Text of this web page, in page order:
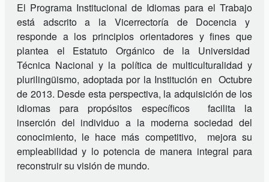
El Programa Institucional de Idiomas para el Trabajo
está adscrito a la Vicerrectoría de Docencia y
responde a los principios orientadores y fines que
plantea el Estatuto Orgánico de la Universidad
Técnica Nacional y la política de multiculturalidad y
plurilingüismo, adoptada por la Institución en Octubre
de 2013. Desde esta perspectiva, la adquisición de los
idiomas para propósitos específicos facilita la
inserción del individuo a la moderna sociedad del
conocimiento, le hace más competitivo, mejora su
empleabilidad y lo potencia de manera integral para
reconstruir su visión de mundo.